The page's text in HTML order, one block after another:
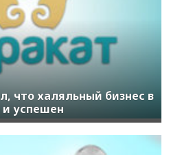
что халяльный бизнес в
и успешен